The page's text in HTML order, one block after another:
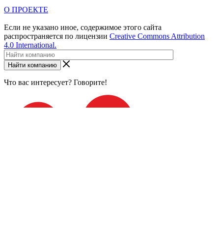
О ПРОЕКТЕ
Если не указано иное, содержимое этого сайта
распространяется по лицензии Creative Commons Attribution
4.0 International.
Найти компанию
Что вас интересует? Говорите!